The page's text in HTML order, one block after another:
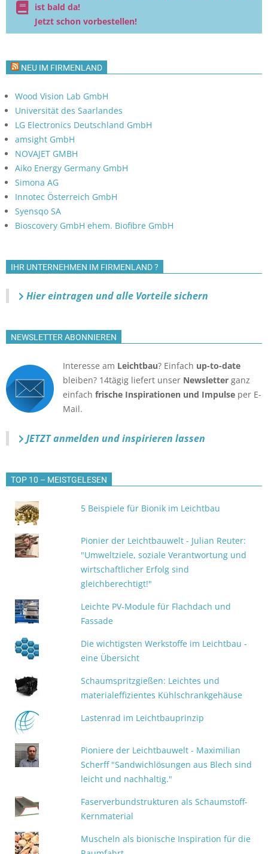
ist bald da!
Jetzt schon vorbestellen!
NEU IM FIRMENLAND
Wood Vision Lab GmbH
Universität des Saarlandes
LG Electronics Deutschland GmbH
amsight GmbH
NOVAJET GMBH
Aiko Energy Germany GmbH
Simona AG
Innotec Österreich GmbH
Syensqo SA
Bioscovery GmbH ehem. Biofibre GmbH
IHR UNTERNEHMEN IM FIRMENLAND ?
Hier eintragen und alle Vorteile sichern
NEWSLETTER ABONNIEREN
Interesse am Leichtbau? Einfach up-to-date
bleiben? 14tägig liefert unser Newsletter ganz
einfach frische Inspirationen und Impulse per E-
Mail.
JETZT anmelden und inspirieren lassen
TOP 10 – MEISTGELESEN
5 Beispiele für Bionik im Leichtbau
Pionier der Leichtbauwelt - Julian Reuter:
"Umweltziele, soziale Verantwortung und
wirtschaftlicher Erfolg sind
gleichberechtigt!"
Leichte PV‑Module für Flachdach und
Fassade
Die wichtigsten Werkstoffe im Leichtbau -
eine Übersicht
Schaumspritzgießen: Leichtes und
materialeffizientes Kühlschrankgehäuse
Lastenrad im Leichtbauprinzip
Pioniere der Leichtbauwelt - Maximilian
Scherff "Sandwichlösungen aus Blech sind
leicht und nachhaltig."
Faserverbundstrukturen als Schaumstoff-
Kernmaterial
Muscheln als bionische Inspiration für die